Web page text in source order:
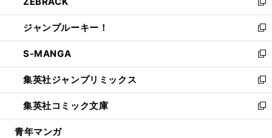
開
く
ド
ウ
で
開
く
ィ
ン
ド
ウ
で
開
く
い
ウ
ィ
ン
ド
ウ
で
開
く
新
し
い
ウ
ィ
ン
ド
ウ
で
開
ジャンプルーキー！
新
し
い
ウ
ィ
ン
ド
ウ
S-MANGA
新
し
い
ウ
ィ
ン
集英社ジャンプリミックス
新
し
い
ウ
集英社コミック文庫
新
し
青年マンガ